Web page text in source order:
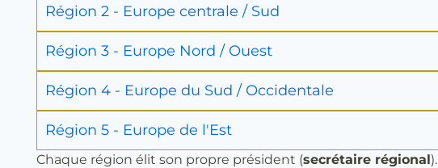
Région 2 - Europe centrale / Sud
Région 3 - Europe Nord / Ouest
Région 4 - Europe du Sud / Occidentale
Région 5 - Europe de l'Est
Chaque région élit son propre président (secrétaire régional).